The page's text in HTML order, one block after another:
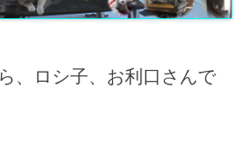
、ロシ子、お利口さんで